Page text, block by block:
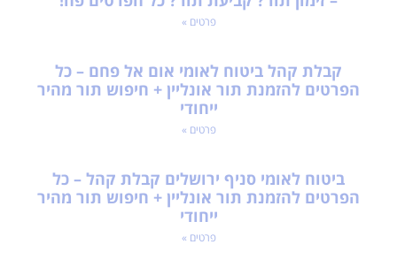
פרטים »
קבלת קהל ביטוח לאומי אום אל פחם – כל
הפרטים להזמנת תור אונליין + חיפוש תור מהיר
ייחודי
פרטים »
ביטוח לאומי סניף ירושלים קבלת קהל – כל
הפרטים להזמנת תור אונליין + חיפוש תור מהיר
ייחודי
פרטים »